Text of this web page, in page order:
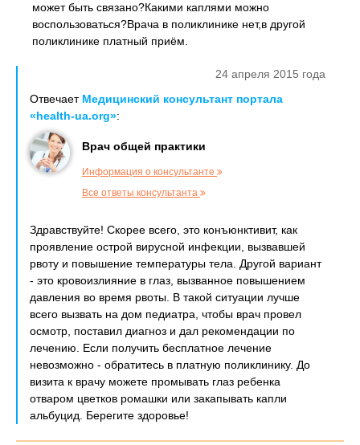
может быть связано?Какими каплями можно
воспользоваться?Врача в поликлинике нет,в другой
поликлинике платный приём.
24 апреля 2015 года
Отвечает Медицинский консультант портала
«health-ua.org»:
Врач общей практики
Информация о консультанте
Все ответы консультанта
Здравствуйте! Скорее всего, это конъюнктивит, как
проявление острой вирусной инфекции, вызвавшей
рвоту и повышение температуры тела. Другой вариант
- это кровоизлияние в глаз, вызванное повышением
давления во время рвоты. В такой ситуации лучше
всего вызвать на дом педиатра, чтобы врач провел
осмотр, поставил диагноз и дал рекомендации по
лечению. Если получить бесплатное лечение
невозможно - обратитесь в платную поликлинику. До
визита к врачу можете промывать глаз ребенка
отваром цветков ромашки или закапывать капли
альбуцид. Берегите здоровье!